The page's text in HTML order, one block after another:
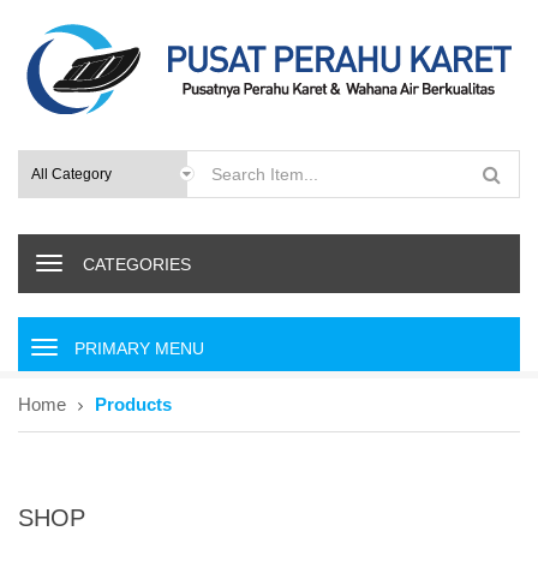
CATEGORIES
P
r
M
e
Home Products
SHOP